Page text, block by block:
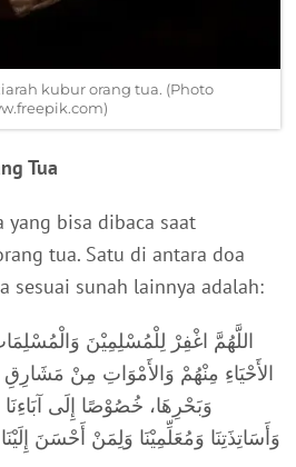
kubur orang tua. (Photo
Tua
yang bisa dibaca saat
tua. Satu di antara doa
sesuai sunah lainnya adalah:
اللَّهُمَّ اغْفِرْ لِلْمُسْلِمِيْنَ
الأَحْيَاءِ مِنْهُمْ وَالأَمْوَاتِ مِنْ مَشَارِقِ
وَبَحْرِهَا، خُصُوْصًا إِلَى آبَاءِنَا
وَأَسَاتِذَتِنَا وَمُعَلِّمِيْنَا وَلِمَنْ أَحْسَنَ